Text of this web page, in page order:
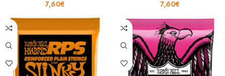
7,60€
7,60€